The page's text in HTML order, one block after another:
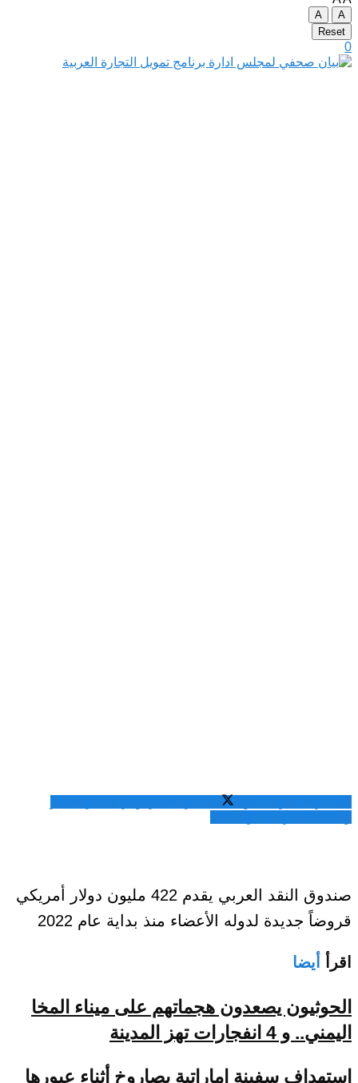
A
A
Reset
0
صندوق النقد العربي يقدم 422 مليون دولار أمريكي
قروضاً جديدة لدوله الأعضاء منذ بداية عام 2022
اقرأ أيضا
الحوثيون يصعدون هجماتهم على ميناء المخا
اليمني.. و 4 انفجارات تهز المدينة
استهداف سفينة إماراتية بصاروخ أثناء عبورها